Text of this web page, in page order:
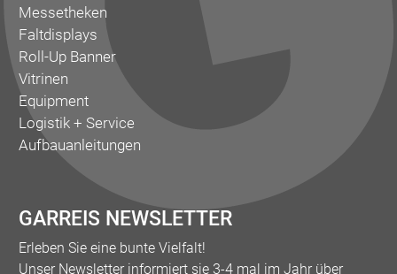
Messetheken
Faltdisplays
Roll-Up Banner
Vitrinen
Equipment
Logistik + Service
Aufbauanleitungen
GARREIS NEWSLETTER
Erleben Sie eine bunte Vielfalt!
Unser Newsletter informiert sie 3-4 mal im Jahr über